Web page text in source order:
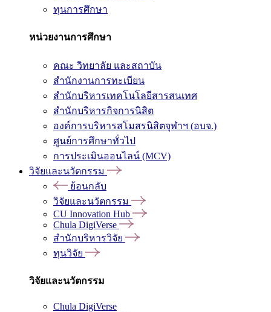
ทุนการศึกษา
หน่วยงานการศึกษา
คณะ วิทยาลัย และสถาบัน
สำนักงานการทะเบียน
สำนักบริหารเทคโนโลยีสารสนเทศ
สำนักบริหารกิจการนิสิต
องค์การบริหารสโมสรนิสิตจุฬาฯ (อบจ.)
ศูนย์การศึกษาทั่วไป
การประเมินออนไลน์ (MCV)
วิจัยและนวัตกรรม
ย้อนกลับ
วิจัยและนวัตกรรม
CU Innovation Hub
Chula DigiVerse
สำนักบริหารวิจัย
ทุนวิจัย
วิจัยและนวัตกรรม
Chula DigiVerse